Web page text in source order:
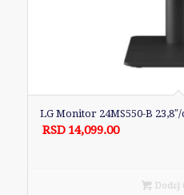
LG Monitor 24MS550-B
RSD 14,099.00
Dodaj